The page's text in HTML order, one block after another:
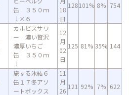
缶 ３５０ｍ
ｌ×６
18
日
128101% 8% 754
カルピスサワ
ー 濃い贅沢
濃厚いちご
缶 ３５０ｍ
ｌ
12
月
02
日
125 81% 35% 144
旅する氷結６
缶１７冬アソ
ートボックス
11
月
26
121 92% 7% 622